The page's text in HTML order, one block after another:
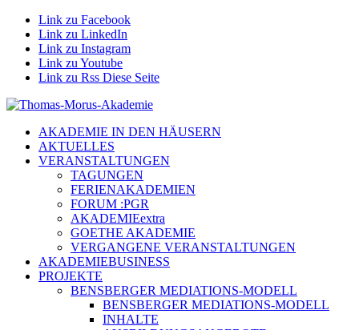
Link zu Facebook
Link zu LinkedIn
Link zu Instagram
Link zu Youtube
Link zu Rss Diese Seite
AKADEMIE IN DEN HÄUSERN
AKTUELLES
VERANSTALTUNGEN
TAGUNGEN
FERIENAKADEMIEN
FORUM :PGR
AKADEMIEextra
GOETHE AKADEMIE
VERGANGENE VERANSTALTUNGEN
AKADEMIEBUSINESS
PROJEKTE
BENSBERGER MEDIATIONS-MODELL
BENSBERGER MEDIATIONS-MODELL
INHALTE